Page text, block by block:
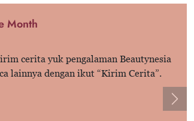
Month
cerita yuk pengalaman Beautynesia
lainnya dengan ikut “Kirim Cerita”.
Next